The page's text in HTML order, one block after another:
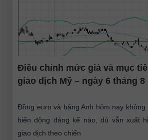
Điều chỉnh mức giá và mục
giao dịch Mỹ – ngày 6 tháng 8
Đồng euro và bảng Anh hôm nay
biến động đáng kể nào, dù vẫn xuất
giao dịch theo chiến